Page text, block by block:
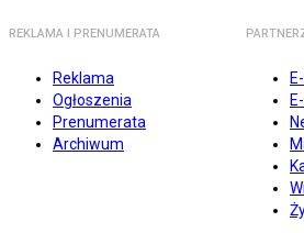
REKLAMA I PRENUMERATA
Reklama
Ogłoszenia
Prenumerata
Archiwum